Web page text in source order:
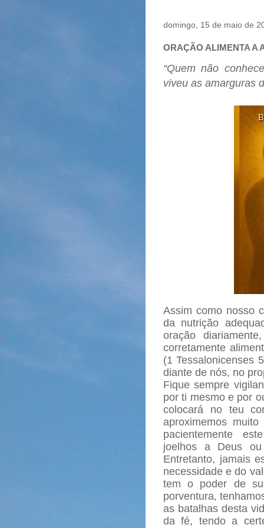
domingo, 15 de maio de
ORAÇÃO ALIMENTA A
“Quem não
viveu as amarguras
Assim como nosso
da nutrição
oração
corretamente
(1 Tessalonicenses
diante de nós, no
Fique sempre
por ti mesmo e por
colocará no teu
aproximemos
pacientemente
joelhos a Deus
Entretanto, jamais
necessidade e do
tem o poder de
porventura,
as batalhas desta
da fé, tendo a